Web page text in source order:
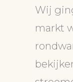
Wij
markt